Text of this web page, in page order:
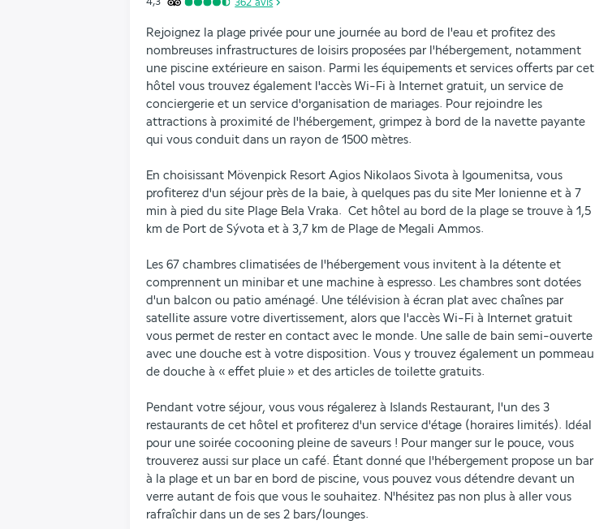
Rejoignez la plage privée pour une journée au bord de l'eau et profitez des
nombreuses infrastructures de loisirs proposées par l'hébergement, notamment
une piscine extérieure en saison. Parmi les équipements et services offerts par cet
hôtel vous trouvez également l'accès Wi-Fi à Internet gratuit, un service de
conciergerie et un service d'organisation de mariages. Pour rejoindre les
attractions à proximité de l'hébergement, grimpez à bord de la navette payante
qui vous conduit dans un rayon de 1500 mètres.
En choisissant Mövenpick Resort Agios Nikolaos Sivota à Igoumenitsa, vous
profiterez d'un séjour près de la baie, à quelques pas du site Mer Ionienne et à 7
min à pied du site Plage Bela Vraka.  Cet hôtel au bord de la plage se trouve à 1,5
km de Port de Sývota et à 3,7 km de Plage de Megali Ammos.
Les 67 chambres climatisées de l'hébergement vous invitent à la détente et
comprennent un minibar et une machine à espresso. Les chambres sont dotées
d'un balcon ou patio aménagé. Une télévision à écran plat avec chaînes par
satellite assure votre divertissement, alors que l'accès Wi-Fi à Internet gratuit
vous permet de rester en contact avec le monde. Une salle de bain semi-ouverte
avec une douche est à votre disposition. Vous y trouvez également un pommeau
de douche à « effet pluie » et des articles de toilette gratuits.
Pendant votre séjour, vous vous régalerez à Islands Restaurant, l'un des 3
restaurants de cet hôtel et profiterez d'un service d'étage (horaires limités). Idéal
pour une soirée cocooning pleine de saveurs ! Pour manger sur le pouce, vous
trouverez aussi sur place un café. Étant donné que l'hébergement propose un bar
à la plage et un bar en bord de piscine, vous pouvez vous détendre devant un
verre autant de fois que vous le souhaitez. N'hésitez pas non plus à aller vous
rafraîchir dans un de ses 2 bars/lounges.